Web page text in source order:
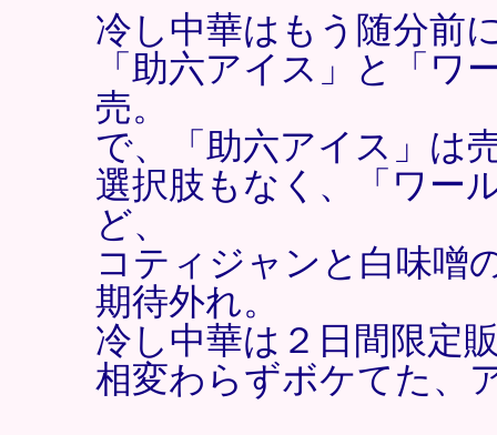
冷し中華はもう随分前
「助六アイス」と「ワ
売。
で、「助六アイス」は
選択肢もなく、「ワー
ど、
コティジャンと白味噌
期待外れ。
冷し中華は２日間限定
相変わらずボケてた、